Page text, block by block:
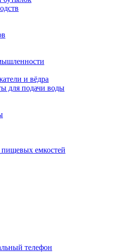
и вёдра
для подачи воды
емкостей
телефон